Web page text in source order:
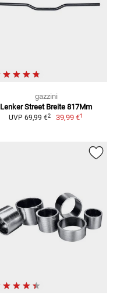
gazzini
Lenker Street Breite 817Mm
UVP 69,99 €2 39,99 €1